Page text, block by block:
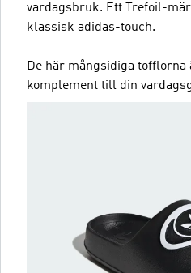
vardagsbruk. Ett Trefoil-
klassisk adidas-touch.
De här mångsidiga
komplement till din